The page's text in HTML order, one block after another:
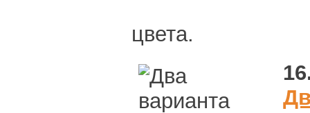
цвета.